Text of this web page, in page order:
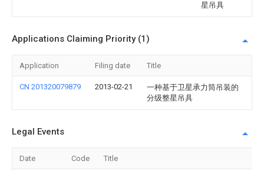
星吊具
Applications Claiming Priority (1)
Application Filing date Title
CN 201320079879 2013-02-21
一种基于卫星承力筒吊装的
分级整星吊具
Legal Events
Date Code Title